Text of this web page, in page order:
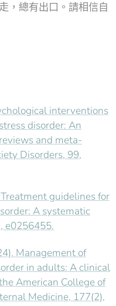
，總有出口。請相信自
interventions
disorder: An
and meta-
Disorders, 99,
guidelines for
A systematic
e0256455.
Management of
in adults: A clinical
American College of
Medicine, 177(2),